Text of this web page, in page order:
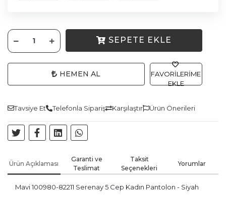
SEPETE EKLE
HEMEN AL
FAVORILERIME
EKLE
Tavsiye Et Telefonla Sipariş Karşılaştır Ürün Önerileri
Ürün Açıklaması
Garanti ve
Teslimat
Taksit
Seçenekleri
Yorumlar
Mavi 100980-82211 Serenay 5 Cep Kadın Pantolon - Siyah